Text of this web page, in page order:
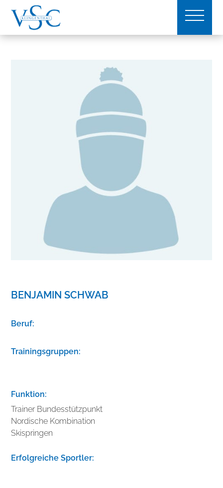
BENJAMIN SCHWAB
Beruf:
Trainingsgruppen:
Funktion:
Trainer Bundesstützpunkt
Nordische Kombination
Skispringen
Erfolgreiche Sportler: